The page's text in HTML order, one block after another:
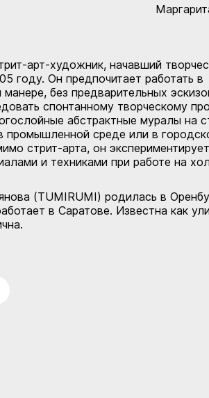
Маргарита
арт-художник, начавший
году. Он предпочитает работать в
без предварительных
спонтанному творческому
абстрактные муралы на
промышленной среде или в
стрит-арта, он
и техниками при работе на
(TUMIRUMI) родилась в
в Саратове. Известна как